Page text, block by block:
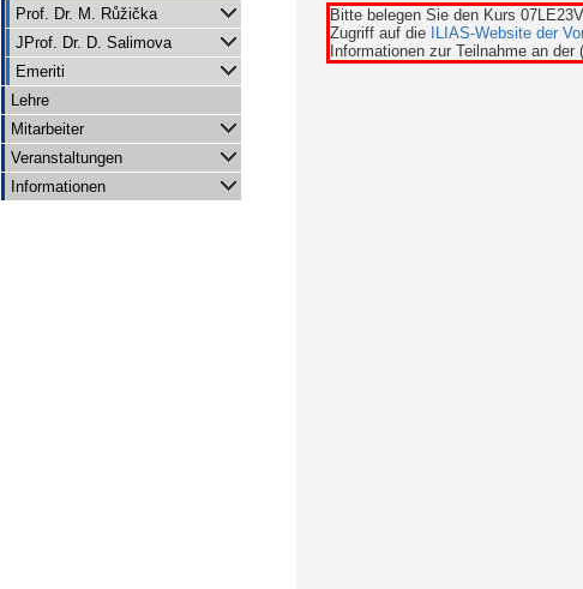
Prof. Dr. M. Růžička
JProf. Dr. D. Salimova
Emeriti
Lehre
Mitarbeiter
Veranstaltungen
Informationen
Bitte belegen Sie den Kurs
Zugriff auf die ILIAS-Website der
Informationen zur Teilnahme an der